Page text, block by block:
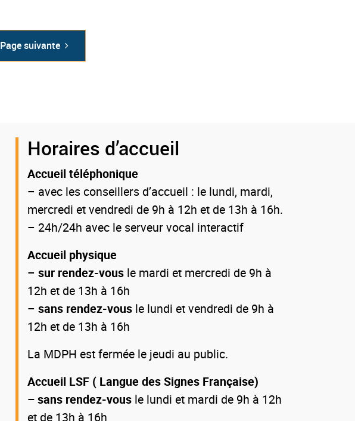
Page suivante
Horaires d’accueil
Accueil téléphonique
– avec les conseillers d’accueil : le lundi, mardi,
mercredi et vendredi de 9h à 12h et de 13h à 16h.
– 24h/24h avec le serveur vocal interactif
Accueil physique
– sur rendez-vous le mardi et mercredi de 9h à
12h et de 13h à 16h
– sans rendez-vousle lundi et vendredi de 9h à
12h et de 13h à 16h
La MDPH est fermée le jeudi au public.
Accueil LSF ( Langue des Signes Française)
– sans rendez-vousle lundi et mardi de 9h à 12h
et de 13h à 16h